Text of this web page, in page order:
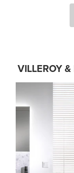
VILLEROY